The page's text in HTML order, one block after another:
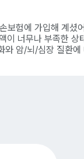
보험에 가입해 계셨
이 너무나 부족한 상
와 암/뇌/심장 질환에